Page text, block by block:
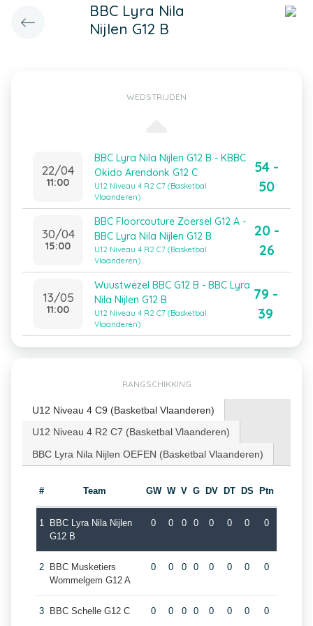
BBC Lyra Nila
Nijlen G12 B
WEDSTRIJDEN
22/04
11:00
BBC Lyra Nila Nijlen G12 B - KBBC
Okido Arendonk G12 C
U12 Niveau 4 R2 C7 (Basketbal
Vlaanderen)
54 -
50
30/04
15:00
BBC Floorcouture Zoersel G12 A -
BBC Lyra Nila Nijlen G12 B
U12 Niveau 4 R2 C7 (Basketbal
Vlaanderen)
20 -
26
13/05
11:00
Wuustwezel BBC G12 B - BBC Lyra
Nila Nijlen G12 B
U12 Niveau 4 R2 C7 (Basketbal
Vlaanderen)
79 -
39
RANGSCHIKKING
U12 Niveau 4 C9 (Basketbal Vlaanderen)
U12 Niveau 4 R2 C7 (Basketbal Vlaanderen)
BBC Lyra Nila Nijlen OEFEN (Basketbal Vlaanderen)
# Team GW W V G DV DT DS Ptn
1
BBC Lyra Nila Nijlen
G12 B
0 0 0 0 0 0 0 0
2
BBC Musketiers
Wommelgem G12 A
0 0 0 0 0 0 0 0
3 BBC Schelle G12 C 0 0 0 0 0 0 0 0